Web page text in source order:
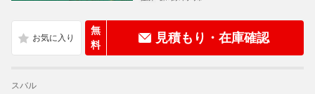
無
料
見積もり・在庫確認
スバル